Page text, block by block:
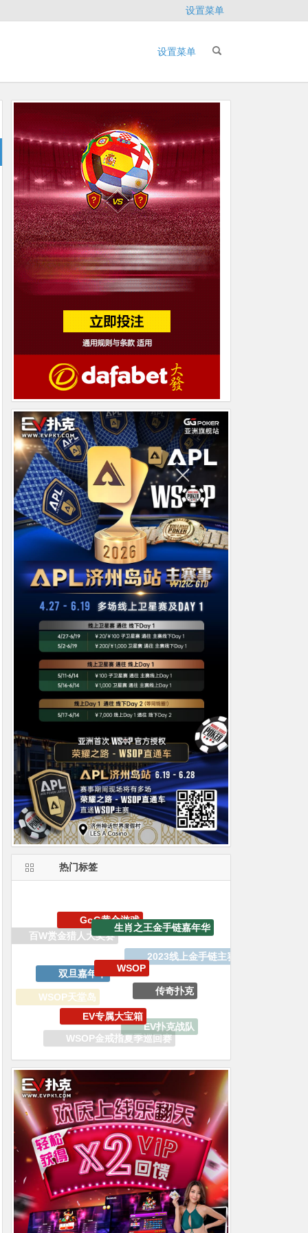
设置菜单
设置菜单
热门标签
生肖之王金手链嘉年华
2023线上金手链主赛事
APT亚洲扑克巡回赛
WSOP天堂岛
双旦嘉年华
WSOP
传奇扑克
EV扑克战队
WSOP金戒指夏季巡回赛
EV专属大宝箱